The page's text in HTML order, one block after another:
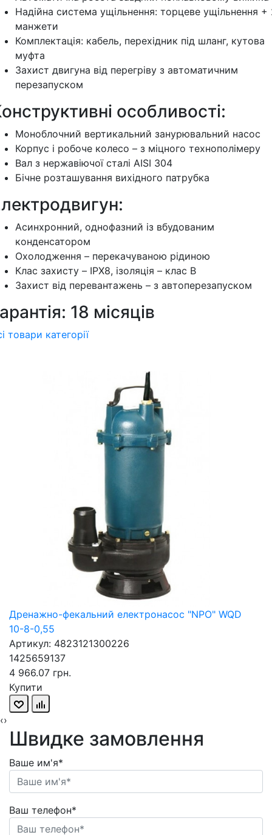
Надійна система ущільнення: торцеве ущільнення +
манжети
Комплектація: кабель, перехідник під шланг, кутова
муфта
Захист двигуна від перегріву з автоматичним
перезапуском
особливості:
Моноблочний вертикальний занурювальний насос
Корпус і робоче колесо – з міцного технополімеру
Вал з нержавіючої сталі AISI 304
Бічне розташування вихідного патрубка
Асинхронний, однофазний із вбудованим
конденсатором
Охолодження – перекачуваною рідиною
Клас захисту – IPX8, ізоляція – клас B
Захист від перевантажень – з автоперезапуском
18 місяців
товари категорії
Дренажно-фекальний електронасос "NPO" WQD
10-8-0,55
Артикул: 4823121300226
1425659137
4 966.07 грн.
Купити
‹›
Швидке замовлення
Ваше им'я*
Ваш телефон*